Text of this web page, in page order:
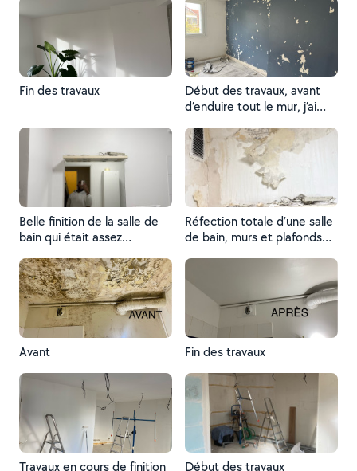
Fin des travaux
Début des travaux, avant
d’enduire tout le mur, j’ai
couche d’impression, cette
technique est très
importante pour réaliser un
travail de qualité
Belle finition de la salle de
bain qui était assez
Réfection totale d’une salle
de bain, murs et plafonds
Avant Fin des travaux
Travaux en cours de finition Début des travaux